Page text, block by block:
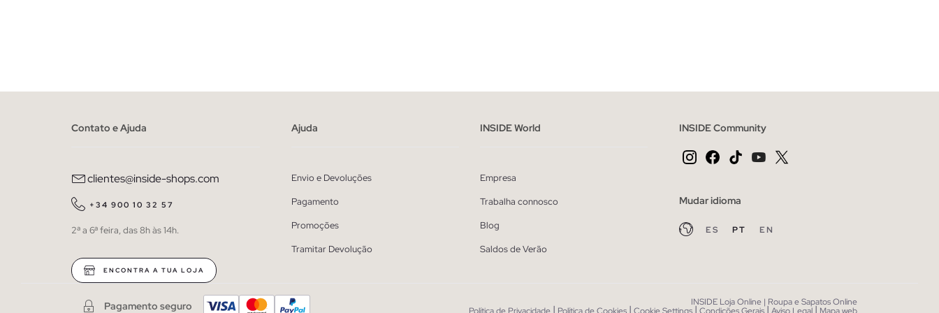
Contato e Ajuda
clientes@inside-shops.com
+34 900 10 32 57
2ª a 6ª feira, das 8h às 14h.
ENCONTRA A TUA LOJA
Ajuda
Envio e Devoluções
Pagamento
Promoções
Tramitar Devolução
INSIDE World
Empresa
Trabalha connosco
Blog
Saldos de Verão
INSIDE Community
Mudar idioma
ES PT EN
Pagamento seguro
INSIDE Loja Online | Roupa e Sapatos Online
| | | | |